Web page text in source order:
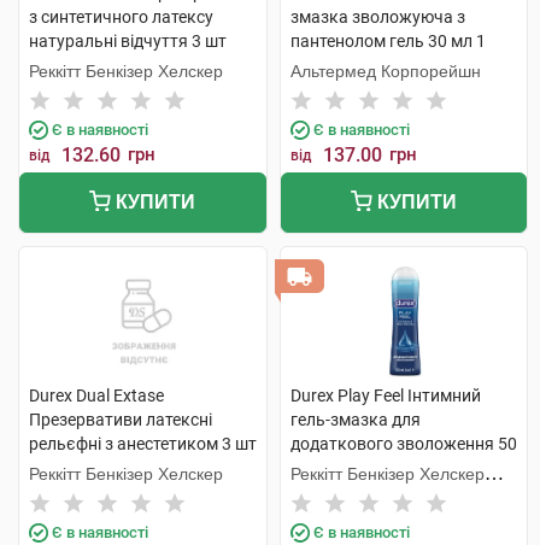
з синтетичного латексу
натуральні відчуття 3 шт
Реккітт Бенкізер Хелскер
Є в наявності
від 132.60 грн
КУПИТИ
змазка зволожуюча з
пантенолом гель 30 мл 1
туба
Альтермед Корпорейшн
Є в наявності
від 137.00 грн
КУПИТИ
Durex Dual Extase
Презервативи латексні
рельєфні з анестетиком 3 шт
Реккітт Бенкізер Хелскер
Є в наявності
Durex Play Feel Інтимний
гель-змазка для
додаткового зволоження 50
мл 1 флакон
Реккітт Бенкізер Хелскер
Мануфектурінг
Є в наявності